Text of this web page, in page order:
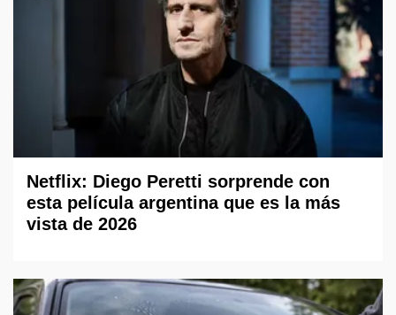
Netflix: Diego Peretti sorprende con
esta película argentina que es la más
vista de 2026